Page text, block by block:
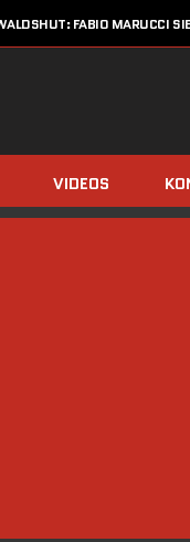
FABIO MARUCCI
(ZIMMERLI/
VIDEOS